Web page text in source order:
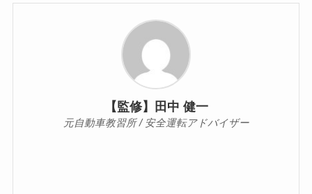
【監修】田中 健一
元自動車教習所 / 安全運転アドバイザー